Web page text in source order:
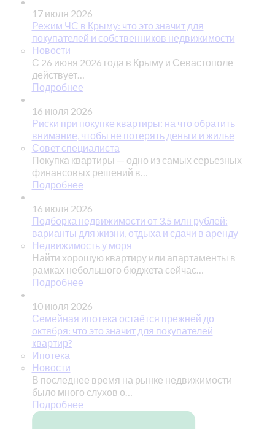
17 июля 2026
Режим ЧС в Крыму: что это значит для
покупателей и собственников недвижимости
Новости
С 26 июня 2026 года в Крыму и Севастополе
действует…
Подробнее
16 июля 2026
Риски при покупке квартиры: на что обратить
внимание, чтобы не потерять деньги и жилье
Совет специалиста
Покупка квартиры — одно из самых серьезных
финансовых решений в…
Подробнее
16 июля 2026
Подборка недвижимости от 3.5 млн рублей:
варианты для жизни, отдыха и сдачи в аренду
Недвижимость у моря
Найти хорошую квартиру или апартаменты в
рамках небольшого бюджета сейчас…
Подробнее
10 июля 2026
Семейная ипотека остаётся прежней до
октября: что это значит для покупателей
квартир?
Ипотека
Новости
В последнее время на рынке недвижимости
было много слухов о…
Подробнее